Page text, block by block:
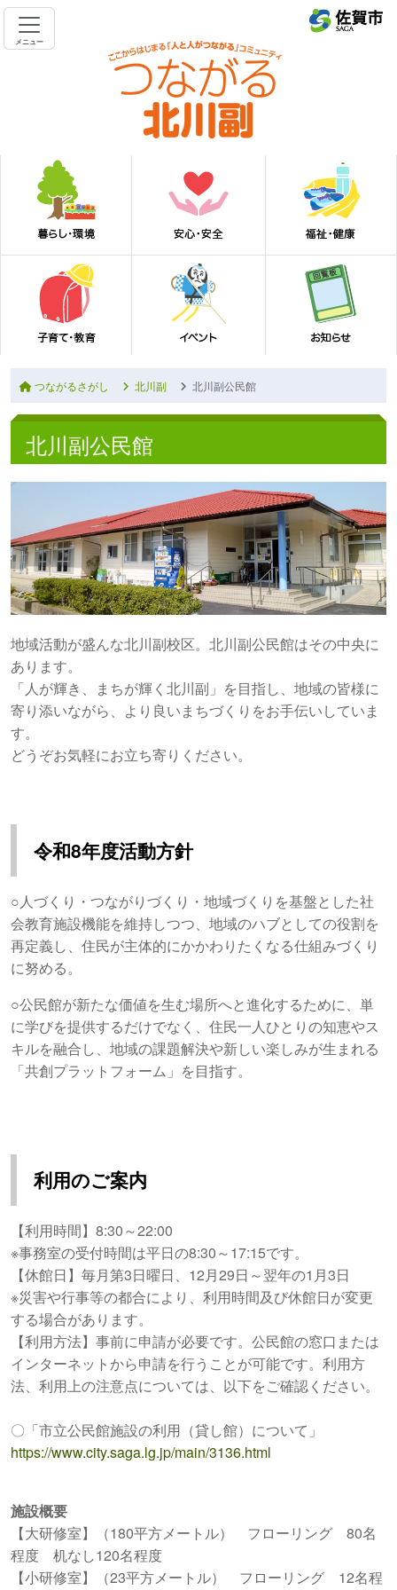
メニュー
つながるさがし 北川副 北川副公民館
北川副公民館
地域活動が盛んな北川副校区。北川副公民館はその中央に
あります。
「人が輝き、まちが輝く北川副」を目指し、地域の皆様に
寄り添いながら、より良いまちづくりをお手伝いしていま
す。
どうぞお気軽にお立ち寄りください。
令和8年度活動方針
○人づくり・つながりづくり・地域づくりを基盤とした社
会教育施設機能を維持しつつ、地域のハブとしての役割を
再定義し、住民が主体的にかかわりたくなる仕組みづくり
に努める。
○公民館が新たな価値を生む場所へと進化するために、単
に学びを提供するだけでなく、住民一人ひとりの知恵やス
キルを融合し、地域の課題解決や新しい楽しみが生まれる
「共創プラットフォーム」を目指す。
利用のご案内
【利用時間】8:30～22:00
※事務室の受付時間は平日の8:30～17:15です。
【休館日】毎月第3日曜日、12月29日～翌年の1月3日
※災害や行事等の都合により、利用時間及び休館日が変更
する場合があります。
【利用方法】事前に申請が必要です。公民館の窓口または
インターネットから申請を行うことが可能です。利用方
法、利用上の注意点については、以下をご確認ください。
〇「市立公民館施設の利用（貸し館）について」
https://www.city.saga.lg.jp/main/3136.html
施設概要
【大研修室】（180平方メートル） フローリング 80名
程度 机なし120名程度
【小研修室】（23平方メートル） フローリング 12名程